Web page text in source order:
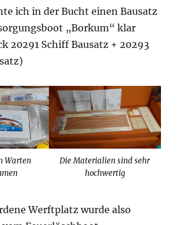
ich in der Bucht einen Bausatz
„Borkum“ klar
20291 Schiff Bausatz + 20293
Warten
Die Materialien sind sehr
hochwertig
Werftplatz wurde also